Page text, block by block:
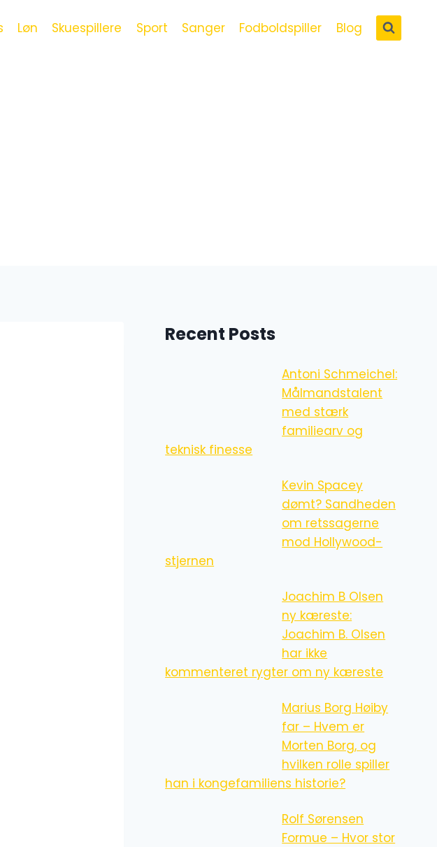
Løn Skuespillere Sport Sanger Fodboldspiller Blog
Recent Posts
Antoni Schmeichel:
Målmandstalent
med stærk
familiearv og
teknisk finesse
Kevin Spacey
dømt? Sandheden
om retssagerne
mod Hollywood-
stjernen
Joachim B Olsen
ny kæreste:
Joachim B. Olsen
har ikke
kommenteret rygter om ny kæreste
Marius Borg Høiby
far – Hvem er
Morten Borg, og
hvilken rolle spiller
han i kongefamiliens historie?
Rolf Sørensen
Formue – Hvor stor